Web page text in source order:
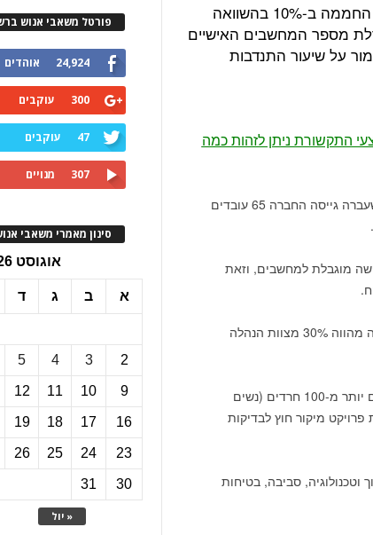
יעדי אינטל העולמית לשנת 2012 כוללים הפחתת פליטת גזי החממה ב-10% בהשוואה
שלה ל-100 מדינות לצד הגדלת מספר המחשבים האישיים
לשמור על שיעור התנדבות
התקשורת ניתן לזהות כמה
אינטל הנה המעסיק הפרטי הגדול ביותר במגזר הערבי בארץ. בשנה שעברה גייסה החברה 65 עובדים
וזאת
22% מכלל העובדים באינטל ישראל הן נשים ואף ציבור הנשים בחברה מהווה 30% מצוות הנהלה
אינטל הינה מעסיק דומיננטי של עובדים מהמגזר החרדי ובה מועסקים יותר מ-100 חרדים (נשים
מיקור חוץ לבדיקות
בתחומי חינוך וטכנולוגיה, סביבה, בטיחות
פורטל משאבי אנוש
24,924 אוהדים
300 עוקבים
47 עוקבים
307 מנויים
סינון מאמרי משאבי
אוגוסט 2026
א ב ג ד
« יול
2
3
4
5
9
10
11
12
16
17
18
19
23
24
25
26
30
31